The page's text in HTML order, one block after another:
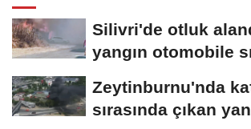
Silivri'de otluk
yangın otomobile
Zeytinburnu'nda
sırasında çıkan